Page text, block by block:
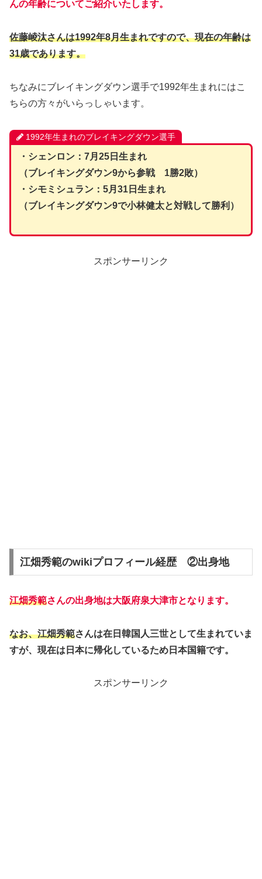
んの年齢についてご紹介いたします。
佐藤崚汰さんは1992年8月生まれですので、現在の年齢は
31歳であります。
ちなみにブレイキングダウン選手で1992年生まれにはこ
ちらの方々がいらっしゃいます。
1992年生まれのブレイキングダウン選手
・シェンロン：7月25日生まれ
（ブレイキングダウン9から参戦 1勝2敗）
・シモミシュラン：5月31日生まれ
（ブレイキングダウン9で小林健太と対戦して勝利 ）
スポンサーリンク
江畑秀範のwikiプロフィール経歴 ②出身地
江畑秀範さんの出身地は大阪府泉大津市となります。
なお、江畑秀範さんは在日韓国人三世として生まれていま
すが、現在は日本に帰化しているため日本国籍です。
スポンサーリンク